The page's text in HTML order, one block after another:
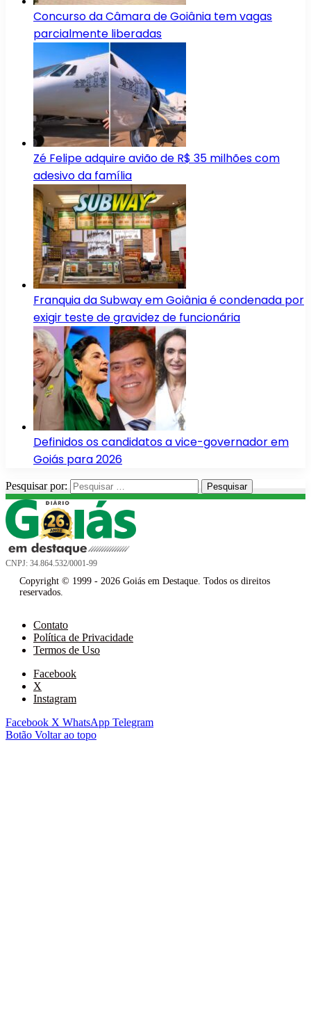
Concurso da Câmara de Goiânia tem vagas
parcialmente liberadas
Zé Felipe adquire avião de R$ 35 milhões com
adesivo da família
Franquia da Subway em Goiânia é condenada por
exigir teste de gravidez de funcionária
Definidos os candidatos a vice-governador em
Goiás para 2026
Pesquisar por:
CNPJ: 34.864.532/0001-99
Copyright © 1999 - 2026 Goiás em Destaque. Todos os direitos
reservados.
Contato
Política de Privacidade
Termos de Uso
Facebook
X
Instagram
Facebook X WhatsApp Telegram
Botão Voltar ao topo